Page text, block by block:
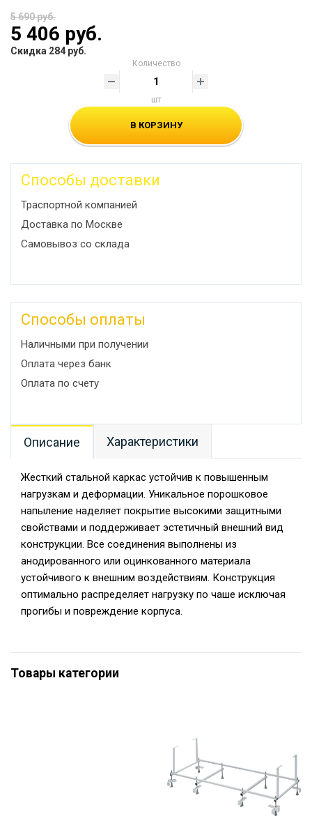
5 690 руб.
5 406 руб.
Скидка 284 руб.
Количество
шт
В КОРЗИНУ
Способы доставки
Траспортной компанией
Доставка по Москве
Самовывоз со склада
Способы оплаты
Наличными при получении
Оплата через банк
Оплата по счету
Описание Характеристики
Жесткий стальной каркас устойчив к повышенным
нагрузкам и деформации. Уникальное порошковое
напыление наделяет покрытие высокими защитными
свойствами и поддерживает эстетичный внешний вид
конструкции. Все соединения выполнены из
анодированного или оцинкованного материала
устойчивого к внешним воздействиям. Конструкция
оптимально распределяет нагрузку по чаше исключая
прогибы и повреждение корпуса.
Товары категории